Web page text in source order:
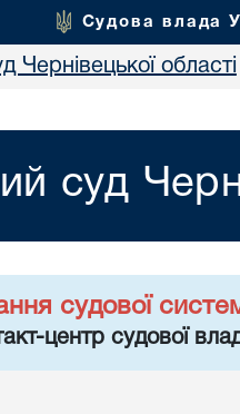
Судова влада
Чернівецької області
суд
судової
центр судової